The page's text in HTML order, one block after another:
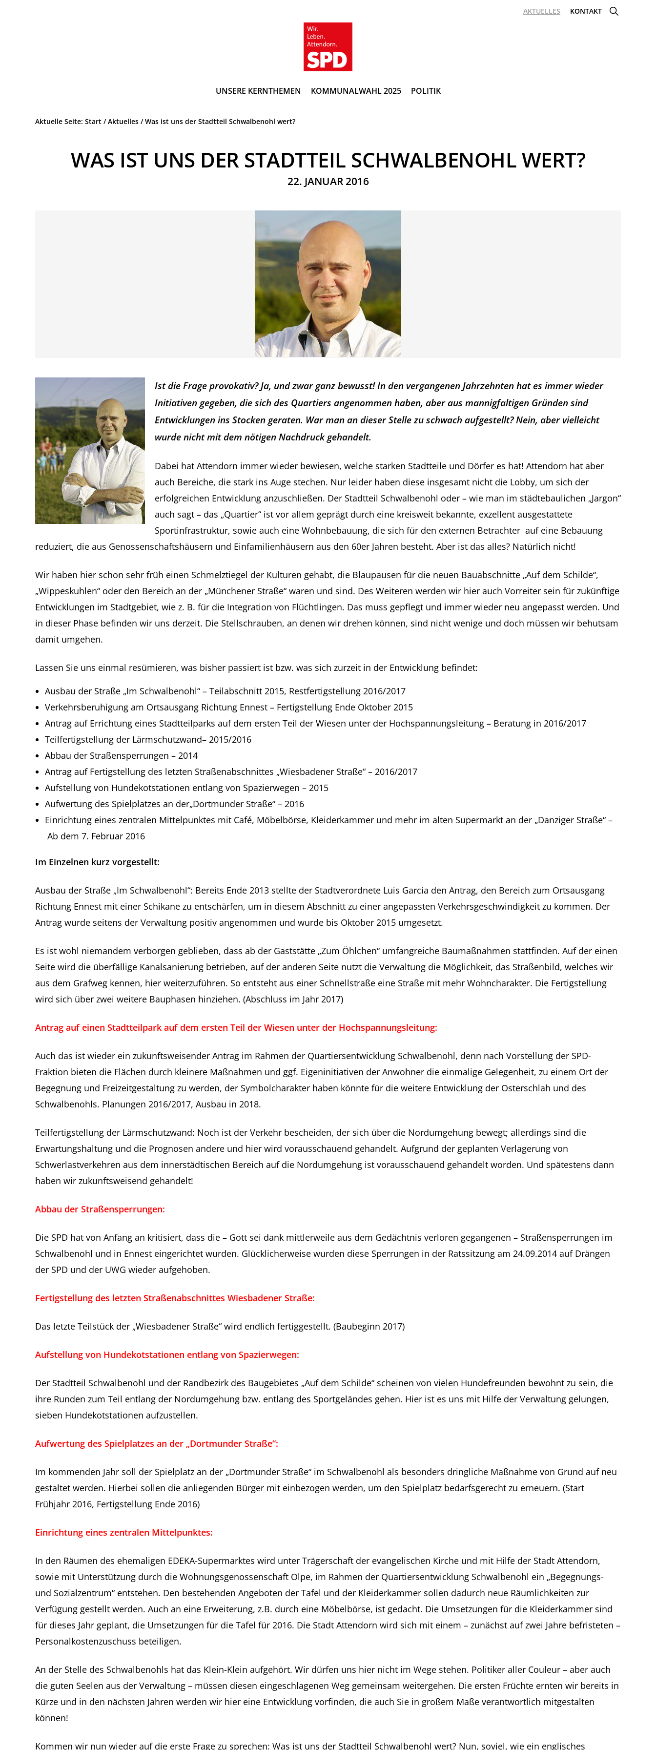
AKTUELLES KONTAKT SHOW
SEARCH
UNSERE KERNTHEMEN KOMMUNALWAHL 2025 POLITIK
Aktuelle Seite: Start / Aktuelles /Was ist uns der Stadtteil Schwalbenohl wert?
WAS IST UNS DER STADTTEIL SCHWALBENOHL WERT?
22. JANUAR 2016
Ist die Frage provokativ? Ja, und zwar ganz bewusst! In den vergangenen Jahrzehnten hat es immer wieder
Initiativen gegeben, die sich des Quartiers angenommen haben, aber aus mannigfaltigen Gründen sind
Entwicklungen ins Stocken geraten. War man an dieser Stelle zu schwach aufgestellt? Nein, aber vielleicht
wurde nicht mit dem nötigen Nachdruck gehandelt.
Dabei hat Attendorn immer wieder bewiesen, welche starken Stadtteile und Dörfer es hat! Attendorn hat aber
auch Bereiche, die stark ins Auge stechen. Nur leider haben diese insgesamt nicht die Lobby, um sich der
erfolgreichen Entwicklung anzuschließen. Der Stadtteil Schwalbenohl oder – wie man im städtebaulichen „Jargon“
auch sagt – das „Quartier“ ist vor allem geprägt durch eine kreisweit bekannte, exzellent ausgestattete
Sportinfrastruktur, sowie auch eine Wohnbebauung, die sich für den externen Betrachter auf eine Bebauung
reduziert, die aus Genossenschaftshäusern und Einfamilienhäusern aus den 60er Jahren besteht. Aber ist das alles? Natürlich nicht!
Wir haben hier schon sehr früh einen Schmelztiegel der Kulturen gehabt, die Blaupausen für die neuen Bauabschnitte „Auf dem Schilde“,
„Wippeskuhlen“ oder den Bereich an der „Münchener Straße“ waren und sind. Des Weiteren werden wir hier auch Vorreiter sein für zukünftige
Entwicklungen im Stadtgebiet, wie z. B. für die Integration von Flüchtlingen. Das muss gepflegt und immer wieder neu angepasst werden. Und
in dieser Phase befinden wir uns derzeit. Die Stellschrauben, an denen wir drehen können, sind nicht wenige und doch müssen wir behutsam
damit umgehen.
Lassen Sie uns einmal resümieren, was bisher passiert ist bzw. was sich zurzeit in der Entwicklung befindet:
Ausbau der Straße „Im Schwalbenohl“ – Teilabschnitt 2015, Restfertigstellung 2016/2017
Verkehrsberuhigung am Ortsausgang Richtung Ennest – Fertigstellung Ende Oktober 2015
Antrag auf Errichtung eines Stadtteilparks auf dem ersten Teil der Wiesen unter der Hochspannungsleitung – Beratung in 2016/2017
Teilfertigstellung der Lärmschutzwand– 2015/2016
Abbau der Straßensperrungen – 2014
Antrag auf Fertigstellung des letzten Straßenabschnittes „Wiesbadener Straße“ – 2016/2017
Aufstellung von Hundekotstationen entlang von Spazierwegen – 2015
Aufwertung des Spielplatzes an der„Dortmunder Straße“ – 2016
Einrichtung eines zentralen Mittelpunktes mit Café, Möbelbörse, Kleiderkammer und mehr im alten Supermarkt an der „Danziger Straße“ –
Ab dem 7. Februar 2016
Im Einzelnen kurz vorgestellt:
Ausbau der Straße „Im Schwalbenohl“: Bereits Ende 2013 stellte der Stadtverordnete Luis Garcia den Antrag, den Bereich zum Ortsausgang
Richtung Ennest mit einer Schikane zu entschärfen, um in diesem Abschnitt zu einer angepassten Verkehrsgeschwindigkeit zu kommen. Der
Antrag wurde seitens der Verwaltung positiv angenommen und wurde bis Oktober 2015 umgesetzt.
Es ist wohl niemandem verborgen geblieben, dass ab der Gaststätte „Zum Öhlchen“ umfangreiche Baumaßnahmen stattfinden. Auf der einen
Seite wird die überfällige Kanalsanierung betrieben, auf der anderen Seite nutzt die Verwaltung die Möglichkeit, das Straßenbild, welches wir
aus dem Grafweg kennen, hier weiterzuführen. So entsteht aus einer Schnellstraße eine Straße mit mehr Wohncharakter. Die Fertigstellung
wird sich über zwei weitere Bauphasen hinziehen. (Abschluss im Jahr 2017)
Antrag auf einen Stadtteilpark auf dem ersten Teil der Wiesen unter der Hochspannungsleitung:
Auch das ist wieder ein zukunftsweisender Antrag im Rahmen der Quartiersentwicklung Schwalbenohl, denn nach Vorstellung der SPD-
Fraktion bieten die Flächen durch kleinere Maßnahmen und ggf. Eigeninitiativen der Anwohner die einmalige Gelegenheit, zu einem Ort der
Begegnung und Freizeitgestaltung zu werden, der Symbolcharakter haben könnte für die weitere Entwicklung der Osterschlah und des
Schwalbenohls. Planungen 2016/2017, Ausbau in 2018.
Teilfertigstellung der Lärmschutzwand: Noch ist der Verkehr bescheiden, der sich über die Nordumgehung bewegt; allerdings sind die
Erwartungshaltung und die Prognosen andere und hier wird vorausschauend gehandelt. Aufgrund der geplanten Verlagerung von
Schwerlastverkehren aus dem innerstädtischen Bereich auf die Nordumgehung ist vorausschauend gehandelt worden. Und spätestens dann
haben wir zukunftsweisend gehandelt!
Abbau der Straßensperrungen:
Die SPD hat von Anfang an kritisiert, dass die – Gott sei dank mittlerweile aus dem Gedächtnis verloren gegangenen – Straßensperrungen im
Schwalbenohl und in Ennest eingerichtet wurden. Glücklicherweise wurden diese Sperrungen in der Ratssitzung am 24.09.2014 auf Drängen
der SPD und der UWG wieder aufgehoben.
Fertigstellung des letzten Straßenabschnittes Wiesbadener Straße:
Das letzte Teilstück der „Wiesbadener Straße“ wird endlich fertiggestellt. (Baubeginn 2017)
Aufstellung von Hundekotstationen entlang von Spazierwegen:
Der Stadtteil Schwalbenohl und der Randbezirk des Baugebietes „Auf dem Schilde“ scheinen von vielen Hundefreunden bewohnt zu sein, die
ihre Runden zum Teil entlang der Nordumgehung bzw. entlang des Sportgeländes gehen. Hier ist es uns mit Hilfe der Verwaltung gelungen,
sieben Hundekotstationen aufzustellen.
Aufwertung des Spielplatzes an der „Dortmunder Straße“:
Im kommenden Jahr soll der Spielplatz an der „Dortmunder Straße“ im Schwalbenohl als besonders dringliche Maßnahme von Grund auf neu
gestaltet werden. Hierbei sollen die anliegenden Bürger mit einbezogen werden, um den Spielplatz bedarfsgerecht zu erneuern. (Start
Frühjahr 2016, Fertigstellung Ende 2016)
Einrichtung eines zentralen Mittelpunktes:
In den Räumen des ehemaligen EDEKA-Supermarktes wird unter Trägerschaft der evangelischen Kirche und mit Hilfe der Stadt Attendorn,
sowie mit Unterstützung durch die Wohnungsgenossenschaft Olpe, im Rahmen der Quartiersentwicklung Schwalbenohl ein „Begegnungs-
und Sozialzentrum“ entstehen. Den bestehenden Angeboten der Tafel und der Kleiderkammer sollen dadurch neue Räumlichkeiten zur
Verfügung gestellt werden. Auch an eine Erweiterung, z.B. durch eine Möbelbörse, ist gedacht. Die Umsetzungen für die Kleiderkammer sind
für dieses Jahr geplant, die Umsetzungen für die Tafel für 2016. Die Stadt Attendorn wird sich mit einem – zunächst auf zwei Jahre befristeten –
Personalkostenzuschuss beteiligen.
An der Stelle des Schwalbenohls hat das Klein-Klein aufgehört. Wir dürfen uns hier nicht im Wege stehen. Politiker aller Couleur – aber auch
die guten Seelen aus der Verwaltung – müssen diesen eingeschlagenen Weg gemeinsam weitergehen. Die ersten Früchte ernten wir bereits in
Kürze und in den nächsten Jahren werden wir hier eine Entwicklung vorfinden, die auch Sie in großem Maße verantwortlich mitgestalten
können!
Kommen wir nun wieder auf die erste Frage zu sprechen: Was ist uns der Stadtteil Schwalbenohl wert? Nun, soviel, wie ein englisches